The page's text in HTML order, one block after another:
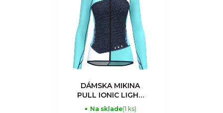
DÁMSKA MIKINA
PULL IONIC LIGHT
- LAKE
Na sklade(1 ks)